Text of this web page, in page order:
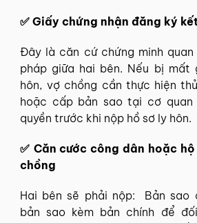
✅ Giấy chứng nhận đăng ký
Đây là căn cứ chứng minh quan
pháp giữa hai bên. Nếu bị mất
hôn, vợ chồng cần thực hiện
hoặc cấp bản sao tại cơ
quyền trước khi nộp hồ sơ ly hôn.
✅ Căn cước công dân hoặc
chồng
Hai bên sẽ phải nộp: Bản sao
bản sao kèm bản chính để